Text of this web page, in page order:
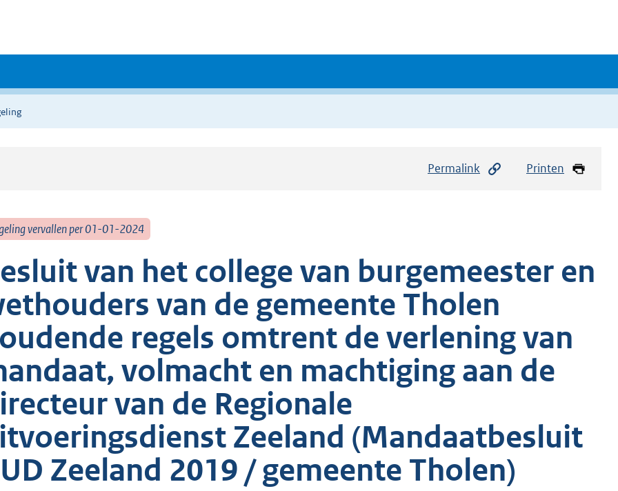
Permalink Printen
vervallen per 01-01-2024
van het college van burgemeester en
van de gemeente Tholen
regels omtrent de verlening van
volmacht en machtiging aan de
van de Regionale
Zeeland (Mandaatbesluit
Zeeland 2019 / gemeente Tholen)